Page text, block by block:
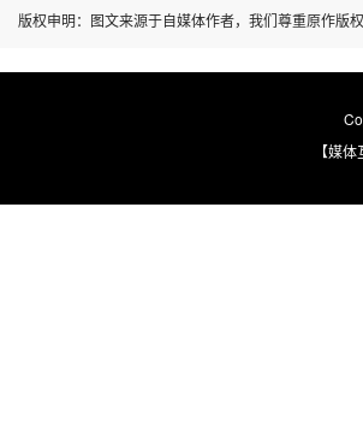
版权申明：图文来源于自媒体作者，我们尊重原作版
【媒